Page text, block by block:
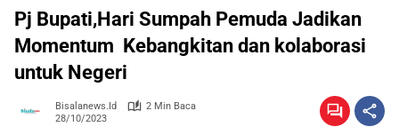
Pj Bupati,Hari Sumpah Pemuda Jadikan
Momentum Kebangkitan dan kolaborasi
untuk Negeri
Bisalanews.id
2 Min Baca
28/10/2023